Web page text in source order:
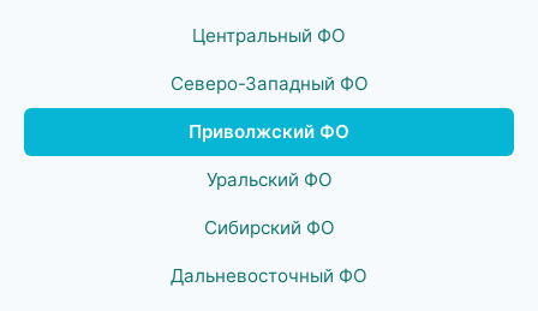
Центральный ФО
Северо-Западный ФО
Приволжский ФО
Уральский ФО
Сибирский ФО
Дальневосточный ФО